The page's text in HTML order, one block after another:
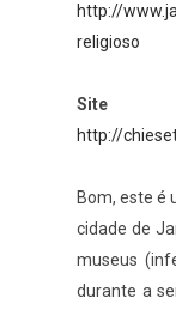
http://
religioso
Site
http://
Bom, este é
cidade de
museus
durante a